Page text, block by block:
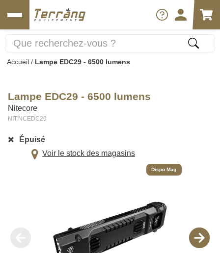
Accueil / Lampe EDC29 - 6500 lumens
Lampe EDC29 - 6500 lumens
Nitecore
NIT.NCEDC29
Épuisé
Voir le stock des magasins
Dispo Mag